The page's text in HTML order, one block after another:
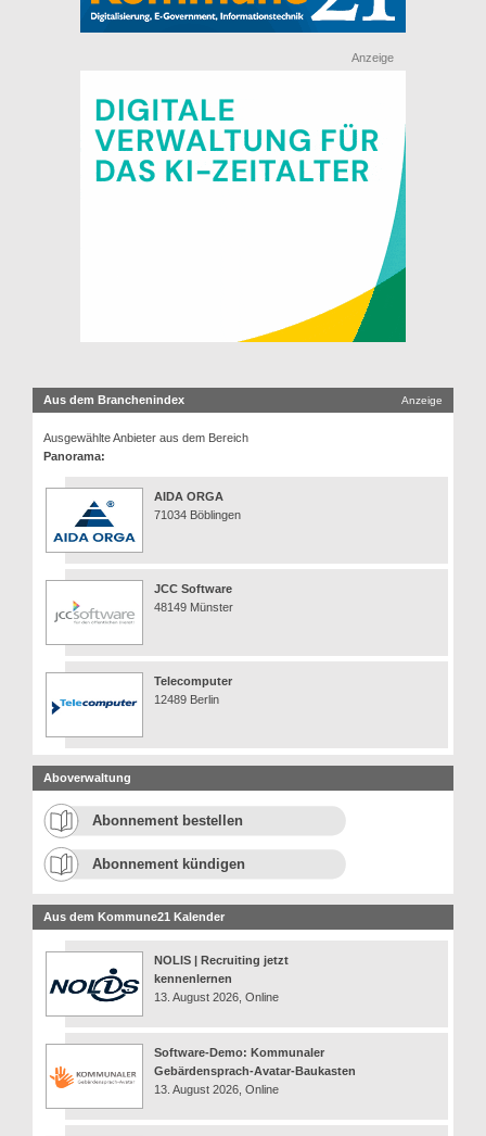
Anzeige
Aus dem Branchenindex Anzeige
Ausgewählte Anbieter aus dem Bereich
Panorama:
AIDA ORGA
71034 Böblingen
JCC Software
48149 Münster
Telecomputer
12489 Berlin
Aboverwaltung
Abonnement bestellen
Abonnement kündigen
Aus dem Kommune21 Kalender
NOLIS | Recruiting jetzt
kennenlernen
13. August 2026, Online
Software-Demo: Kommunaler
Gebärdensprach-Avatar-Baukasten
13. August 2026, Online